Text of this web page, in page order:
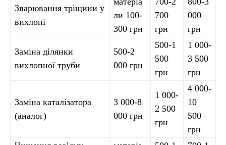
Зварювання тріщини у
вихлопі
ли 100-
300 грн
700
грн
000
грн
Заміна ділянки
вихлопної труби
500-2
000 грн
500-1
500
грн
1 000-
3 500
грн
Заміна каталізатора
(аналог)
3 000-8
000 грн
1 000-
2 500
грн
4 000-
10
500
грн